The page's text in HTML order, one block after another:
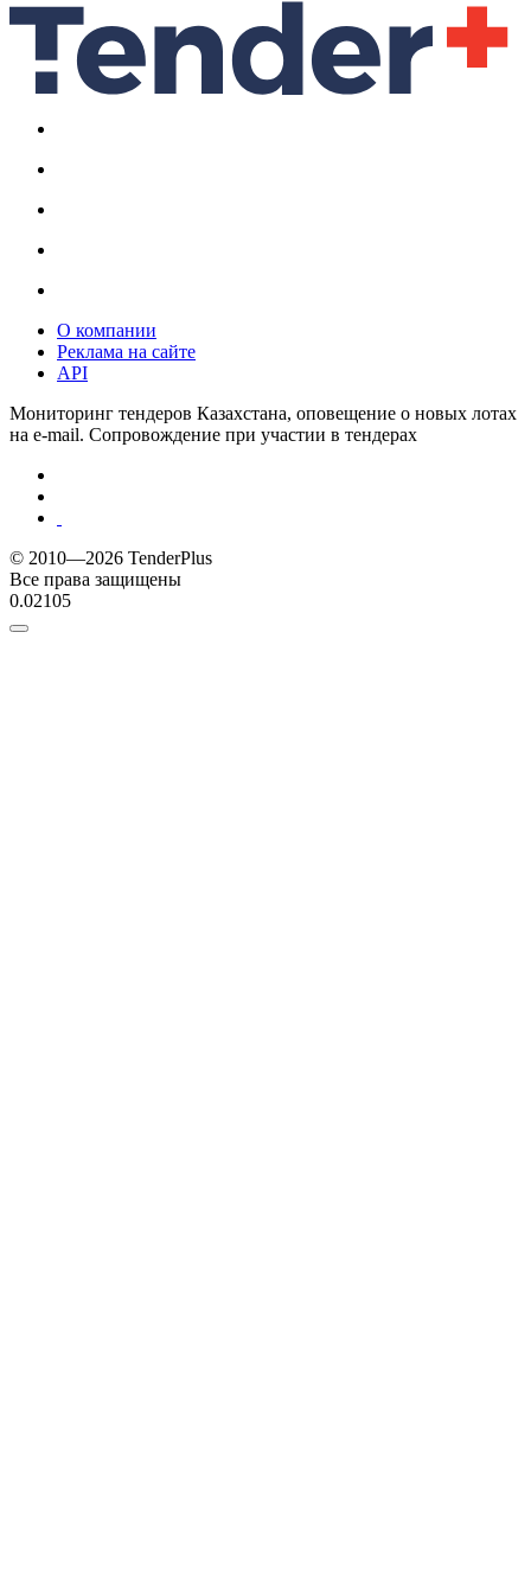
О компании
Реклама на сайте
API
Мониторинг тендеров Казахстана, оповещение о новых лотах
на e-mail. Сопровождение при участии в тендерах
© 2010—2026 TenderPlus
Все права защищены
0.02105